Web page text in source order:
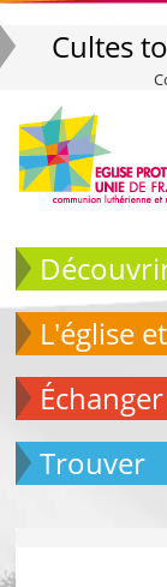
Cultes
L'église
échanger
Trouver